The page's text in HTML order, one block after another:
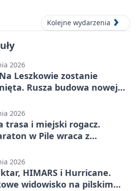
Kolejne wydarzenia
2026
Leszkowie zostanie
Rusza budowa nowej
2026
trasa i miejski rogacz.
w Pile wraca z
2026
HIMARS i Hurricane.
widowisko na pilskim